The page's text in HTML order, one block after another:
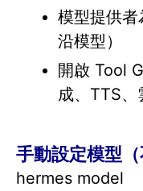
模型提供
沿模型）
開啟 Tool
成、TTS、
手動設定模型
hermes model